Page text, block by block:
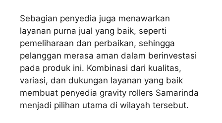
Sebagian penyedia juga menawarkan
layanan purna jual yang baik, seperti
pemeliharaan dan perbaikan, sehingga
pelanggan merasa aman dalam berinvestasi
pada produk ini. Kombinasi dari kualitas,
variasi, dan dukungan layanan yang baik
membuat penyedia gravity rollers Samarinda
menjadi pilihan utama di wilayah tersebut.